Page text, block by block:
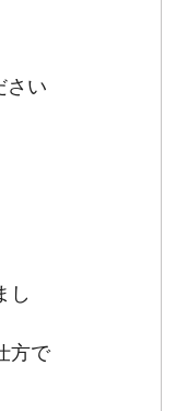
さい
し
方で